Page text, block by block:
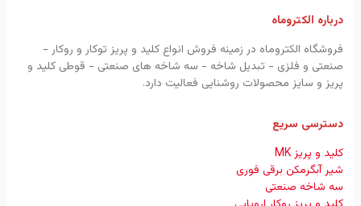
درباره الکتروماه
فروشگاه الکتروماه در زمینه فروش انواع کلید و پریز توکار و روکار -
صنعتی و فلزی - تبدیل شاخه - سه شاخه های صنعتی - قوطی کلید و
پریز و سایز محصولات روشنایی فعالیت دارد.
دسترسی سریع
کلید و پریز MK
شیر آبگرمکن برقی فوری
سه شاخه صنعتی